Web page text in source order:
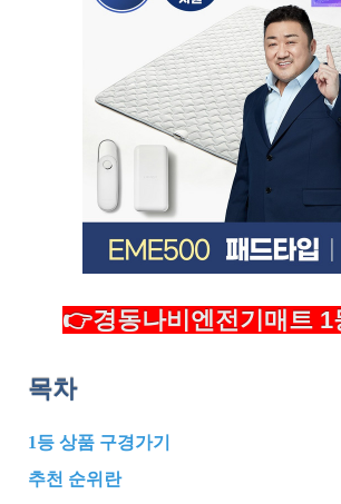
👉경동나비엔전기매트 1
목차
1등 상품 구경가기
추천 순위란